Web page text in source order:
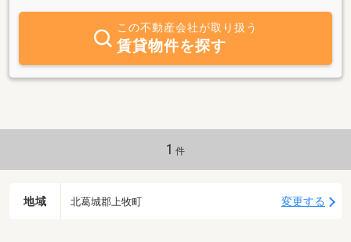
この不動産会社が取り扱う
賃貸物件を探す
1 件
地域 北葛城郡上牧町 変更する